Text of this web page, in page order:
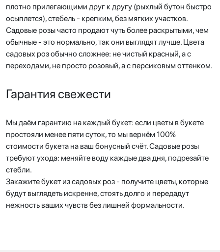
плотно прилегающими друг к другу (рыхлый бутон быстро
осыплется), стебель - крепким, без мягких участков.
Садовые розы часто продают чуть более раскрытыми, чем
обычные - это нормально, так они выглядят лучше. Цвета
садовых роз обычно сложнее: не чистый красный, а с
переходами, не просто розовый, а с персиковым оттенком.
Гарантия свежести
Мы даём гарантию на каждый букет: если цветы в букете
простояли менее пяти суток, то мы вернём 100%
стоимости букета на ваш бонусный счёт. Садовые розы
требуют ухода: меняйте воду каждые два дня, подрезайте
стебли.
Закажите букет из садовых роз - получите цветы, которые
будут выглядеть искренне, стоять долго и передадут
нежность ваших чувств без лишней формальности.